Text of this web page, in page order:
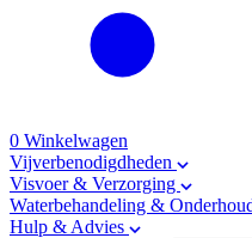
0 Winkelwagen
Vijverbenodigdheden
Visvoer & Verzorging
Waterbehandeling &
Hulp & Advies